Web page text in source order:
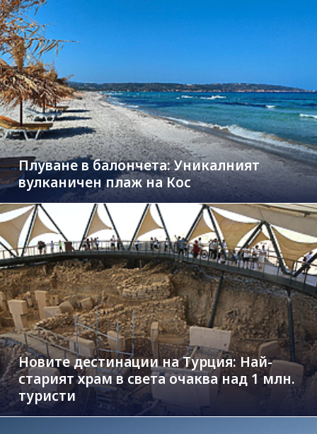
Плуване в балончета: Уникалният
вулканичен плаж на Кос
Новите дестинации на Турция: Най-
старият храм в света очаква над 1 млн.
туристи